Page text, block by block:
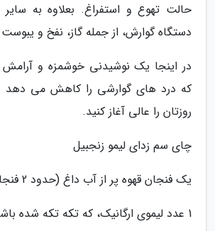
حالت تهوع و استفراغ. بعلاوه به
دستگاه گوارش، از جمله گاز، نفخ و
در اینجا یک نوشیدنی خوشمزه و
که درد های گوارشی را کاهش می دهد
روزتان را عالی آغاز کنید.
چای سم زدای لیمو زنجبیل
یک فنجان قهوه پر از آب داغ (حدود 2 فنجان)
1 عدد لیموی ارگانیک، که تکه تکه شده باشد